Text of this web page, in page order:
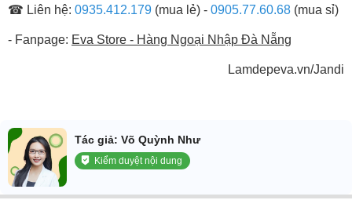
☎ Liên hệ: 0935.412.179 (mua lẻ) - 0905.77.60.68 (mua sỉ)
- Fanpage: Eva Store - Hàng Ngoại Nhập Đà Nẵng
Lamdepeva.vn/Jandi
Tác giả: Võ Quỳnh Như
Kiểm duyệt nội dung